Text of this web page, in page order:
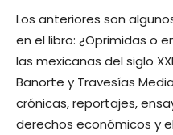
Los anteriores son
en el libro: ¿Oprimidas o
las mexicanas del siglo
Banorte y Travesías
crónicas, reportajes,
derechos económicos y